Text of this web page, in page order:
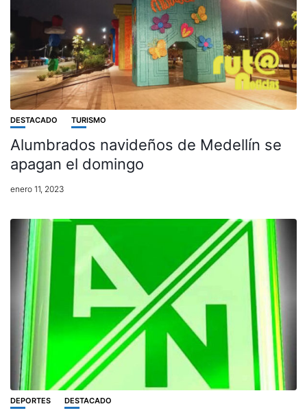
DESTACADO TURISMO
Alumbrados navideños de Medellín se
apagan el domingo
enero 11, 2023
DEPORTES DESTACADO